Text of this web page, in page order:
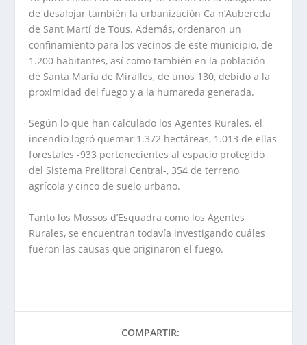
de desalojar también la urbanización Ca n’Aubereda
de Sant Martí de Tous. Además, ordenaron un
confinamiento para los vecinos de este municipio, de
1.200 habitantes, así como también en la población
de Santa María de Miralles, de unos 130, debido a la
proximidad del fuego y a la humareda generada.
Según lo que han calculado los Agentes Rurales, el
incendio logró quemar 1.372 hectáreas, 1.013 de ellas
forestales -933 pertenecientes al espacio protegido
del Sistema Prelitoral Central-, 354 de terreno
agrícola y cinco de suelo urbano.
Tanto los Mossos d’Esquadra como los Agentes
Rurales, se encuentran todavía investigando cuáles
fueron las causas que originaron el fuego.
COMPARTIR: